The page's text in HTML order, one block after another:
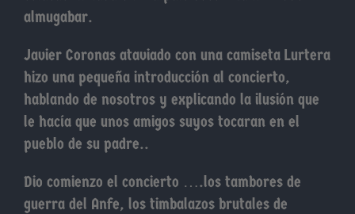
almugabar.
Javier Coronas ataviado con una camiseta Lurtera
hizo una pequeña introducción al concierto,
hablando de nosotros y explicando la ilusión que
le hacía que unos amigos suyos tocaran en el
pueblo de su padre..
Dio comienzo el concierto ….los tambores de
guerra del Anfe, los timbalazos brutales de